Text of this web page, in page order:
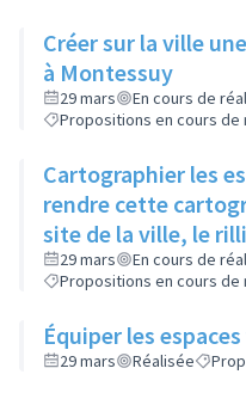
Créer sur la ville
à Montessuy
29 mars
En cours de
Propositions en cours de
Cartographier les
rendre cette
site de la ville, le
29 mars
En cours de
Propositions en cours de
Équiper les
29 mars Réalisée